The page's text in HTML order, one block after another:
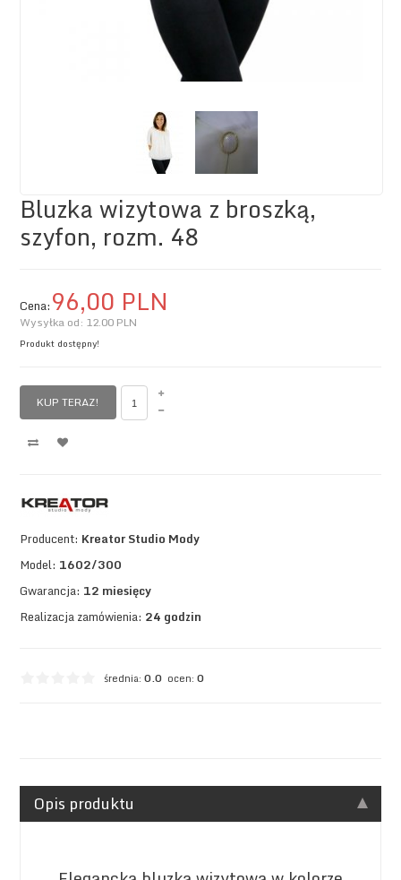
Bluzka wizytowa z broszką,
szyfon, rozm. 48
Cena:96,00 PLN
Wysyłka od: 12.00 PLN
Produkt dostępny!
KUP TERAZ!
Producent: Kreator Studio Mody
Model: 1602/300
Gwarancja: 12 miesięcy
Realizacja zamówienia: 24 godzin
średnia:0.0 ocen:0
Opis produktu